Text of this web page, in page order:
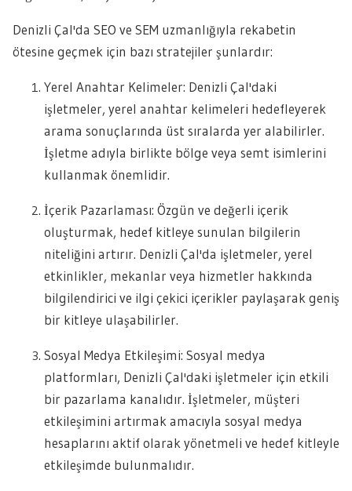
Denizli Çal'da SEO ve SEM uzmanlığıyla rekabetin
ötesine geçmek için bazı stratejiler şunlardır:
Yerel Anahtar Kelimeler: Denizli Çal'daki
işletmeler, yerel anahtar kelimeleri hedefleyerek
arama sonuçlarında üst sıralarda yer alabilirler.
İşletme adıyla birlikte bölge veya semt isimlerini
kullanmak önemlidir.
İçerik Pazarlaması: Özgün ve değerli içerik
oluşturmak, hedef kitleye sunulan bilgilerin
niteliğini artırır. Denizli Çal'da işletmeler, yerel
etkinlikler, mekanlar veya hizmetler hakkında
bilgilendirici ve ilgi çekici içerikler paylaşarak geniş
bir kitleye ulaşabilirler.
Sosyal Medya Etkileşimi: Sosyal medya
platformları, Denizli Çal'daki işletmeler için etkili
bir pazarlama kanalıdır. İşletmeler, müşteri
etkileşimini artırmak amacıyla sosyal medya
hesaplarını aktif olarak yönetmeli ve hedef kitleyle
etkileşimde bulunmalıdır.